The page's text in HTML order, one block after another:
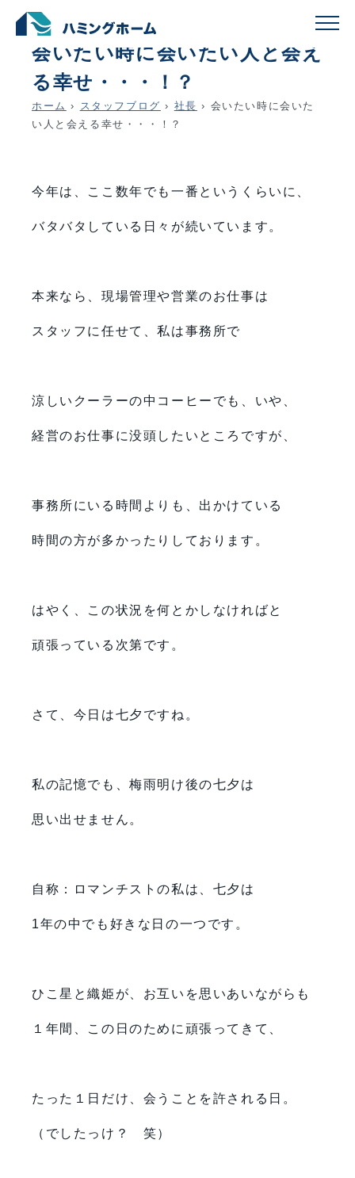
schedule
会いたい時に会いたい人と会え
る幸せ・・・！？
ホーム › スタッフブログ › 社長 › 会いたい時に会いた
い人と会える幸せ・・・！？
今年は、ここ数年でも一番というくらいに、
バタバタしている日々が続いています。
本来なら、現場管理や営業のお仕事は
スタッフに任せて、私は事務所で
涼しいクーラーの中コーヒーでも、いや、
経営のお仕事に没頭したいところですが、
事務所にいる時間よりも、出かけている
時間の方が多かったりしております。
はやく、この状況を何とかしなければと
頑張っている次第です。
さて、今日は七夕ですね。
私の記憶でも、梅雨明け後の七夕は
思い出せません。
自称：ロマンチストの私は、七夕は
1年の中でも好きな日の一つです。
ひこ星と織姫が、お互いを思いあいながらも
１年間、この日のために頑張ってきて、
たった１日だけ、会うことを許される日。
（でしたっけ？ 笑）